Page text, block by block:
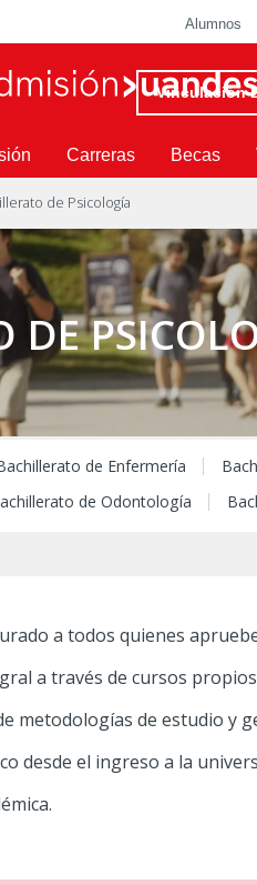
Alumnos
Vinculación
Carreras Becas
de Psicología
DE
de Enfermería
de Odontología
a todos quienes
a través de cursos
metodologías de estudio y
desde el ingreso a la